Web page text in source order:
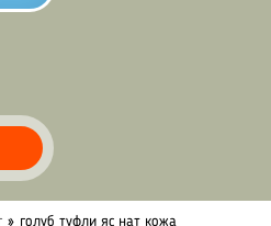
» голуб туфли яс нат кожа